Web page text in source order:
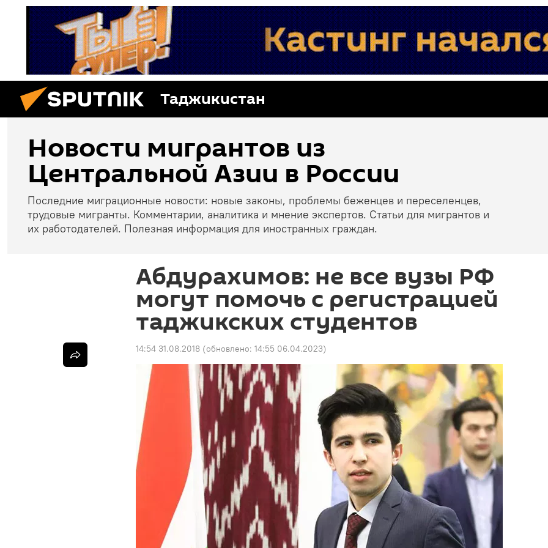
Таджикистан
Новости мигрантов из
Центральной Азии в России
Последние миграционные новости: новые законы, проблемы беженцев и переселенцев,
трудовые мигранты. Комментарии, аналитика и мнение экспертов. Статьи для мигрантов и
их работодателей. Полезная информация для иностранных граждан.
Абдурахимов: не все вузы РФ
могут помочь с регистрацией
таджикских студентов
14:54 31.08.2018 (обновлено: 14:55 06.04.2023)